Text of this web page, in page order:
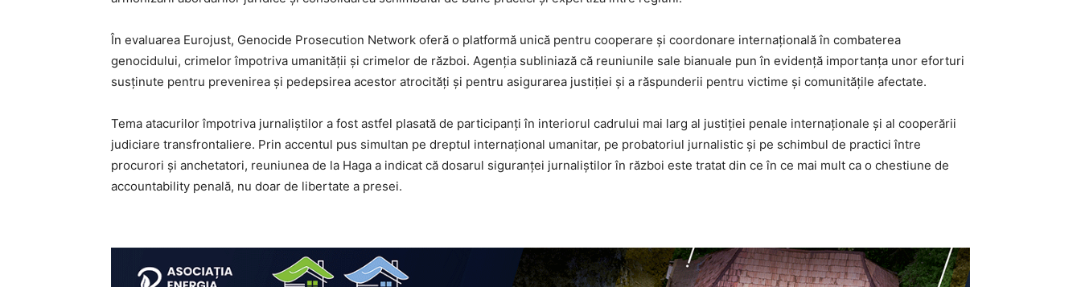
În evaluarea Eurojust, Genocide Prosecution Network oferă o platformă unică pentru cooperare și coordonare internațională în combaterea
genocidului, crimelor împotriva umanității și crimelor de război. Agenția subliniază că reuniunile sale bianuale pun în evidență importanța unor eforturi
susținute pentru prevenirea și pedepsirea acestor atrocități și pentru asigurarea justiției și a răspunderii pentru victime și comunitățile afectate.
Tema atacurilor împotriva jurnaliștilor a fost astfel plasată de participanți în interiorul cadrului mai larg al justiției penale internaționale și al cooperării
judiciare transfrontaliere. Prin accentul pus simultan pe dreptul internațional umanitar, pe probatoriul jurnalistic și pe schimbul de practici între
procurori și anchetatori, reuniunea de la Haga a indicat că dosarul siguranței jurnaliștilor în război este tratat din ce în ce mai mult ca o chestiune de
accountability penală, nu doar de libertate a presei.